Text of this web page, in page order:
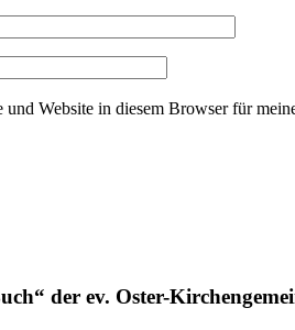
Website in diesem Browser für
der ev. Oster-